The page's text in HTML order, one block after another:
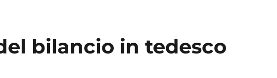
bilancio in tedesco